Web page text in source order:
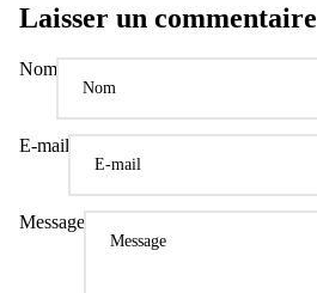
Laisser un commentaire
Nom
E-mail
Message